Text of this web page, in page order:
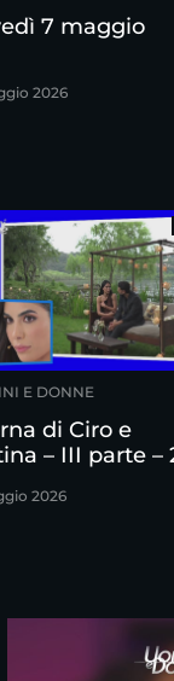
7 maggio
2026
E DONNE
di Ciro e
– III parte –
2026